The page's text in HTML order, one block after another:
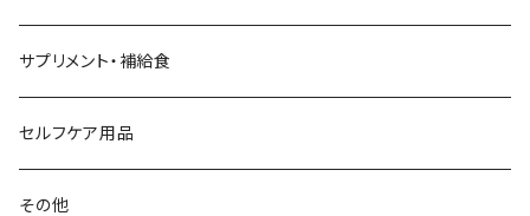
Beruf Baggage
Body Glide
BONE
2WAYバッグ/3WAYバッグ
その他バッグ
財布
アームカバー
ネックゲイター
サプリメント・補給食
セルフケア用品
その他